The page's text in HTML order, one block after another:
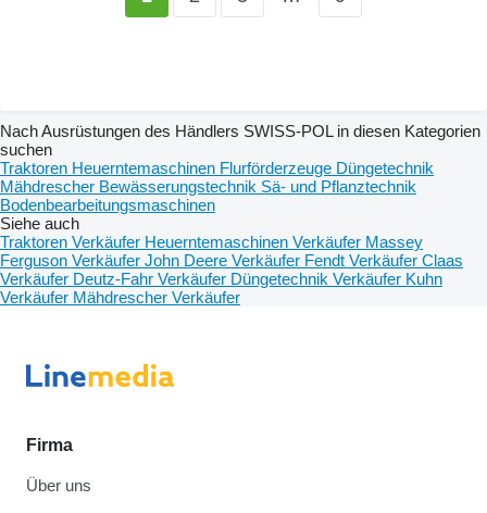
Nach Ausrüstungen des Händlers SWISS-POL in diesen Kategorien
suchen
Traktoren Heuerntemaschinen Flurförderzeuge Düngetechnik
Mähdrescher Bewässerungstechnik Sä- und Pflanztechnik
Bodenbearbeitungsmaschinen
Siehe auch
Traktoren Verkäufer Heuerntemaschinen Verkäufer Massey
Ferguson Verkäufer John Deere Verkäufer Fendt Verkäufer Claas
Verkäufer Deutz-Fahr Verkäufer Düngetechnik Verkäufer Kuhn
Verkäufer Mähdrescher Verkäufer
Firma
Über uns